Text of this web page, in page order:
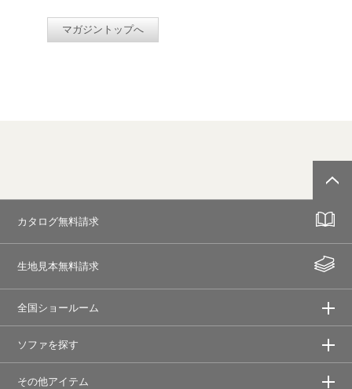
マガジントップへ
カタログ無料請求
生地見本無料請求
全国ショールーム
ソファを探す
その他アイテム